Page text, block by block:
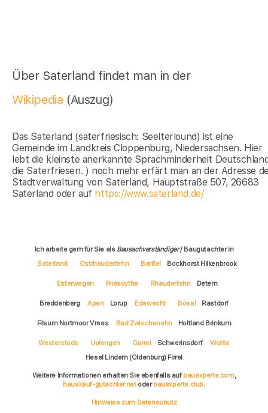
Über Saterland findet man in der
Wikipedia (Auszug)
Das Saterland (saterfriesisch: Seelterlound) ist eine
Gemeinde im Landkreis Cloppenburg, Niedersachsen. Hier
lebt die kleinste anerkannte Sprachminderheit
die Saterfriesen. ) noch mehr erfärt man an der Adresse
Stadtverwaltung von Saterland, Hauptstraße 507, 26683
Saterland oder auf https://www.saterland.de/
Ich arbeite gern für Sie als Bausachverständiger/ Baugutachter in
Saterland
Ostrhauderfehn Barßel Bockhorst Hilkenbrook
Esterwegen Friesoythe Rhauderfehn Detern
Breddenberg Apen Lorup Edewecht Bösel Rastdorf
Filsum Nortmoor Vrees Bad Zwischenahn Holtland Brinkum
Westerstede Uplengen Garrel Schwerinsdorf
Werlte
Hesel Lindern (Oldenburg) Firrel
Weitere Informationen erhalten Sie ebenfalls auf bauexperte.com,
hauskauf-gutachter.netoderbauexperte.club.
Hinweise zum Datenschutz